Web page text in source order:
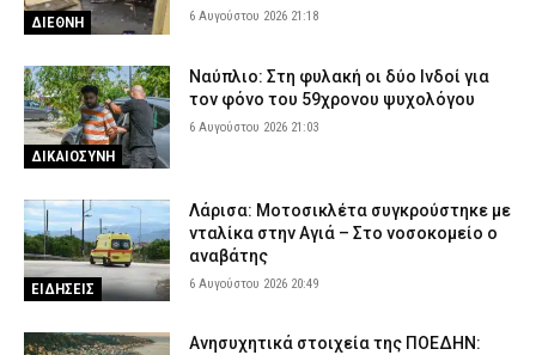
ΔΙΕΘΝΗ 6 Αυγούστου 2026 21:18
ΔΙΚΑΙΟΣΥΝΗ
Ναύπλιο: Στη φυλακή οι δύο Ινδοί για
τον φόνο του 59χρονου ψυχολόγου
6 Αυγούστου 2026 21:03
ΕΙΔΗΣΕΙΣ
Λάρισα: Μοτοσικλέτα συγκρούστηκε με
νταλίκα στην Αγιά – Στο νοσοκομείο ο
αναβάτης
6 Αυγούστου 2026 20:49
Ανησυχητικά στοιχεία της ΠΟΕΔΗΝ: